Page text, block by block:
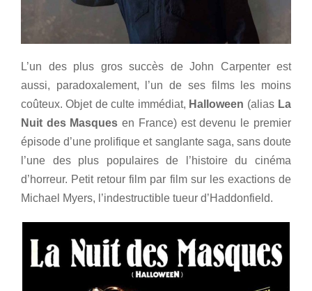
L’un des plus gros succès de John Carpenter est
aussi, paradoxalement, l’un de ses films les moins
coûteux. Objet de culte immédiat, Halloween (alias La
Nuit des Masques en France) est devenu le premier
épisode d’une prolifique et sanglante saga, sans doute
l’une des plus populaires de l’histoire du cinéma
d’horreur. Petit retour film par film sur les exactions de
Michael Myers, l’indestructible tueur d’Haddonfield.